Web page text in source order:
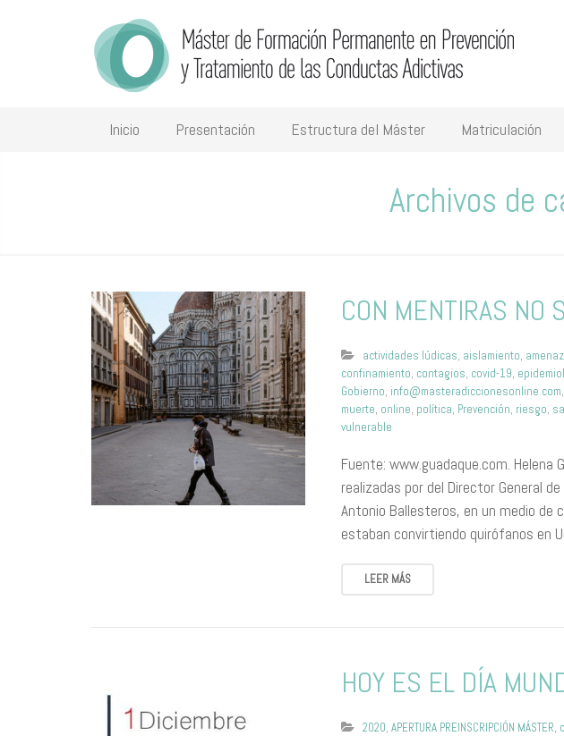
Inicio Presentación Estructura del Máster Matriculación
Archivos de
CON MENTIRAS NO
actividades lúdicas, aislamiento,
confinamiento, contagios, covid-19,
Gobierno, info@masteradiccionesonline.com,
muerte, online, política, Prevención, riesgo,
vulnerable
Fuente: www.guadaque.com. Helena
realizadas por del Director General de
Antonio Ballesteros, en un medio de
estaban convirtiendo quirófanos en
LEER MÁS
HOY ES EL DÍA
2020,APERTURA PREINSCRIPCIÓN MÁSTER,